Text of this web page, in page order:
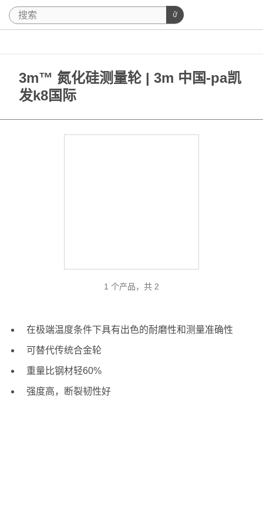
3m™ 氮化硅测量轮 | 3m 中国-pa凯
发k8国际
1 个产品，共 2
在极端温度条件下具有出色的耐磨性和测量准确性
可替代传统合金轮
重量比钢材轻60%
强度高，断裂韧性好